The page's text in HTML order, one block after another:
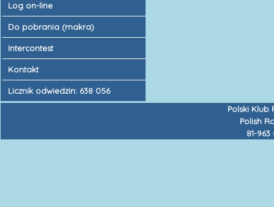
Log on-line
Do pobrania (makra)
Intercontest
Kontakt
Licznik odwiedzin: 638 056
Polski Klub
Polish
81-963